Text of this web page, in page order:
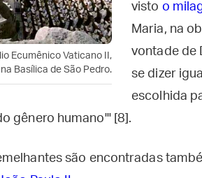
Ecumênico Vaticano II,
Basílica de São Pedro.
visto o
Maria, na
vontade de
se dizer
escolhida
gênero humano'" [8].
são encontradas